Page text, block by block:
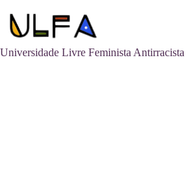
para
Universidade Livre Feminista Antirracista